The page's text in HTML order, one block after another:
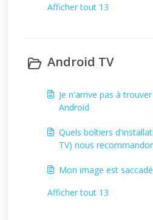
Afficher tout 13
Android TV
Je n'arrive pas à
Android
Quels boîtiers
TV) nous
Mon image est
Afficher tout 13